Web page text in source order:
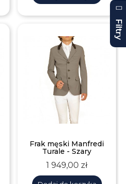
Frak męski Manfredi
Turale - Szary
Cena
1 949,00 zł
Filtry